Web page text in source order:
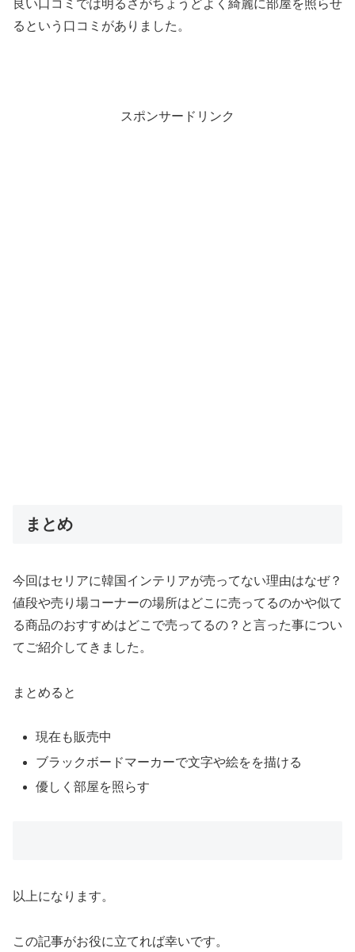
良い口コミでは明るさがちょうどよく綺麗に部屋を照らせ
るという口コミがありました。
スポンサードリンク
まとめ
今回はセリアに韓国インテリアが売ってない理由はなぜ？
値段や売り場コーナーの場所はどこに売ってるのかや似て
る商品のおすすめはどこで売ってるの？と言った事につい
てご紹介してきました。
まとめると
現在も販売中
ブラックボードマーカーで文字や絵をを描ける
優しく部屋を照らす
以上になります。
この記事がお役に立てれば幸いです。